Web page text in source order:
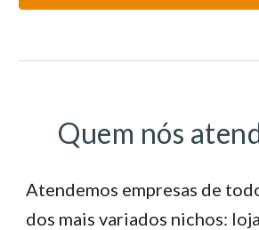
Quem nós
Atendemos empresas de
dos mais variados nichos: